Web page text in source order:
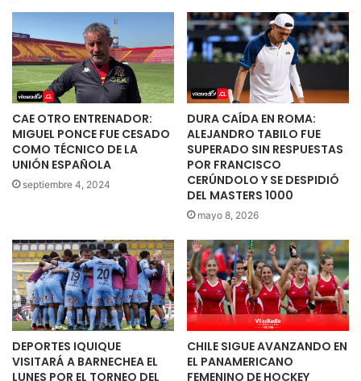
CAE OTRO ENTRENADOR:
MIGUEL PONCE FUE CESADO
COMO TÉCNICO DE LA
UNIÓN ESPAÑOLA
septiembre 4, 2024
DURA CAÍDA EN ROMA:
ALEJANDRO TABILO FUE
SUPERADO SIN RESPUESTAS
POR FRANCISCO
CERÚNDOLO Y SE DESPIDIÓ
DEL MASTERS 1000
mayo 8, 2026
DEPORTES IQUIQUE
VISITARÁ A BARNECHEA EL
LUNES POR EL TORNEO DEL
CHILE SIGUE AVANZANDO EN
EL PANAMERICANO
FEMENINO DE HOCKEY